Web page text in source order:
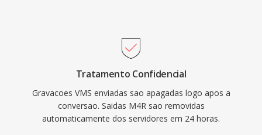
específicos para identificacao instantânea do
Tratamento Confidencial
Gravacoes VMS enviadas sao apagadas logo apos a
conversao. Saidas M4R sao removidas
automaticamente dos servidores em 24 horas.